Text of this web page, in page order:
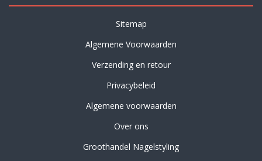
Sitemap
Algemene Voorwaarden
Verzending en retour
Privacybeleid
Algemene voorwaarden
Over ons
Groothandel Nagelstyling